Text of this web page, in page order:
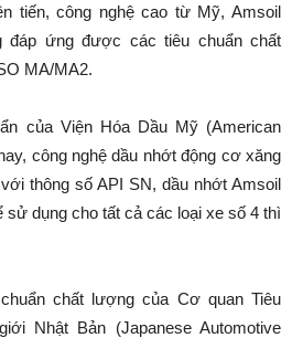
tiến, công nghệ cao từ Mỹ, Amsoil
đáp ứng được các tiêu chuẩn chất
MA/MA2.
của Viện Hóa Dầu Mỹ (American
công nghệ dầu nhớt động cơ xăng
thông số API SN, dầu nhớt Amsoil
sử dụng cho tất cả các loại xe số 4 thì
chất lượng của Cơ quan Tiêu
Nhật Bản (Japanese Automotive